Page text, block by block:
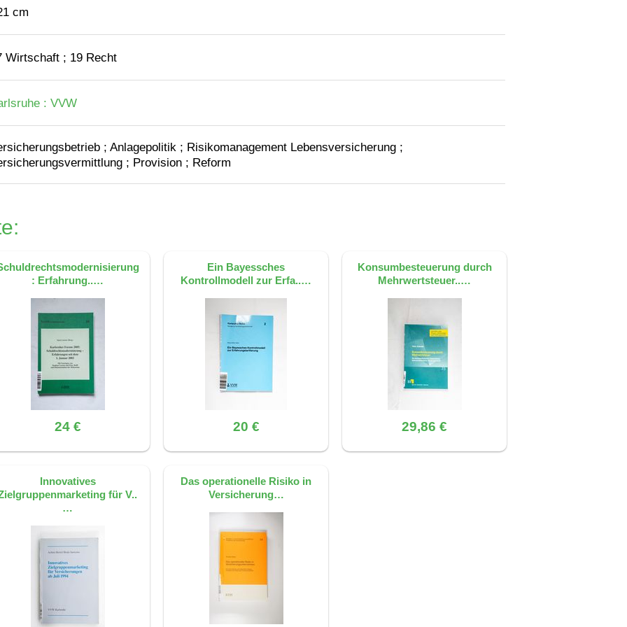
cm
Wirtschaft ; 19 Recht
: VVW
; Anlagepolitik ; Risikomanagement Lebensversicherung ;
; Provision ; Reform
: Erfahrung..…
24 €
Ein Bayessches
Kontrollmodell zur Erfa..…
20 €
Konsumbesteuerung durch
Mehrwertsteuer..…
29,86 €
Innovatives
für V..
…
Das operationelle Risiko in
Versicherung…